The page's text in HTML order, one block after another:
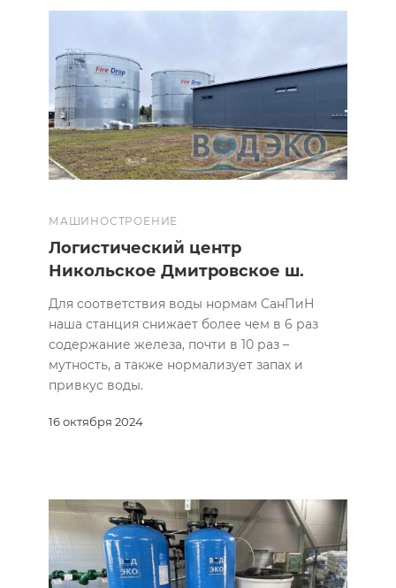
МАШИНОСТРОЕНИЕ
16 октября 2024
Логистический центр
Никольское Дмитровское ш.
Для соответствия воды нормам СанПиН
наша станция снижает более чем в 6 раз
содержание железа, почти в 10 раз –
мутность, а также нормализует запах и
привкус воды.